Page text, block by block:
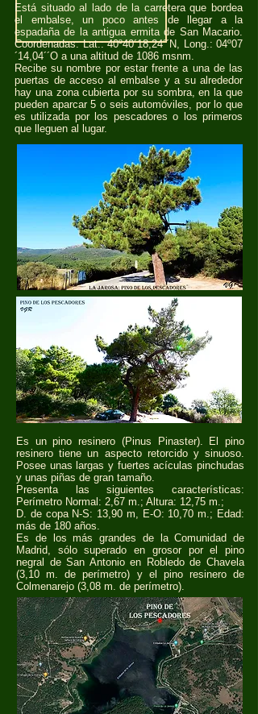
Está situado al lado de la carretera que bordea
el embalse, un poco antes de llegar a la
espadaña de la antigua ermita de San Macario.
Coordenadas: Lat.: 40º40´18,24´´N, Long.: 04º07
´14,04´´O a una altitud de 1086 msnm.
Recibe su nombre por estar frente a una de las
puertas de acceso al embalse y a su alrededor
hay una zona cubierta por su sombra, en la que
pueden aparcar 5 o seis automóviles, por lo que
es utilizada por los pescadores o los primeros
que lleguen al lugar.
Es un pino resinero (Pinus Pinaster). El pino
resinero tiene un aspecto retorcido y sinuoso.
Posee unas largas y fuertes acículas pinchudas
y unas piñas de gran tamaño.
Presenta las siguientes características:
Perímetro Normal: 2,67 m.; Altura: 12,75 m.;
D. de copa N-S: 13,90 m, E-O: 10,70 m.; Edad:
más de 180 años.
Es de los más grandes de la Comunidad de
Madrid, sólo superado en grosor por el pino
negral de San Antonio en Robledo de Chavela
(3,10 m. de perímetro) y el pino resinero de
Colmenarejo (3,08 m. de perímetro).